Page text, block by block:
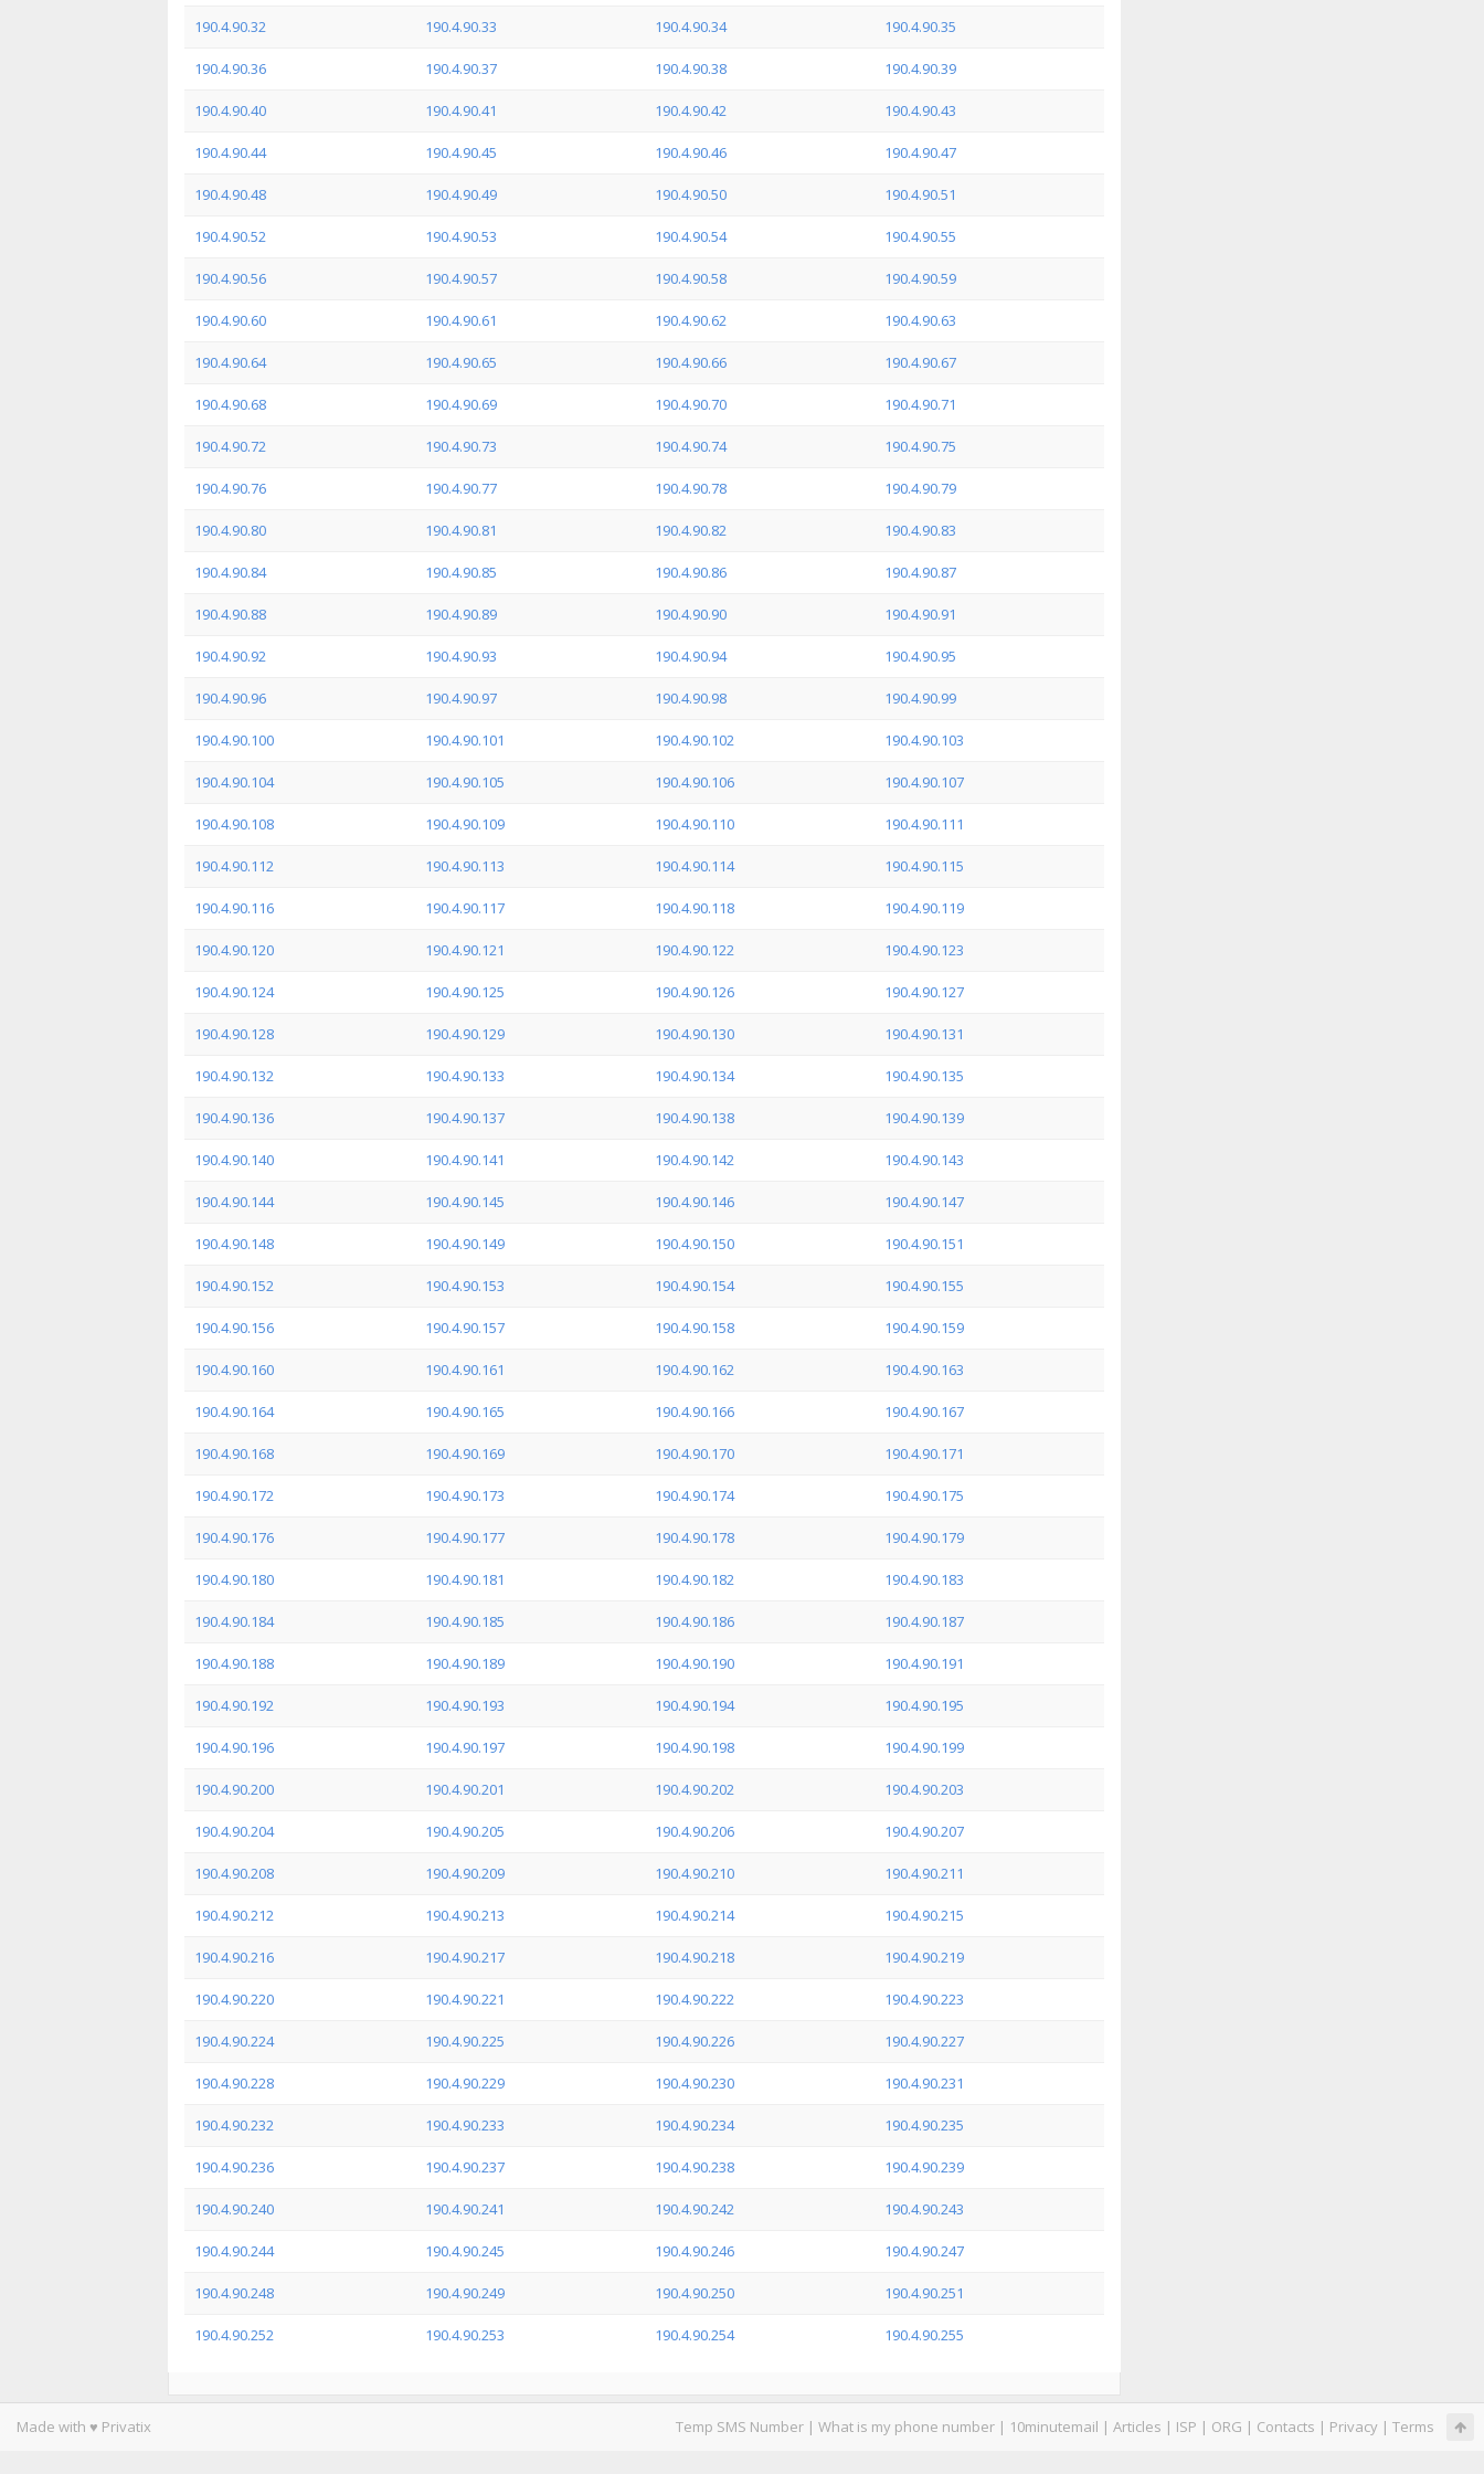
190.4.90.32 190.4.90.33 190.4.90.34 190.4.90.35
190.4.90.36 190.4.90.37 190.4.90.38 190.4.90.39
190.4.90.40 190.4.90.41 190.4.90.42 190.4.90.43
190.4.90.44 190.4.90.45 190.4.90.46 190.4.90.47
190.4.90.48 190.4.90.49 190.4.90.50 190.4.90.51
190.4.90.52 190.4.90.53 190.4.90.54 190.4.90.55
190.4.90.56 190.4.90.57 190.4.90.58 190.4.90.59
190.4.90.60 190.4.90.61 190.4.90.62 190.4.90.63
190.4.90.64 190.4.90.65 190.4.90.66 190.4.90.67
190.4.90.68 190.4.90.69 190.4.90.70 190.4.90.71
190.4.90.72 190.4.90.73 190.4.90.74 190.4.90.75
190.4.90.76 190.4.90.77 190.4.90.78 190.4.90.79
190.4.90.80 190.4.90.81 190.4.90.82 190.4.90.83
190.4.90.84 190.4.90.85 190.4.90.86 190.4.90.87
190.4.90.88 190.4.90.89 190.4.90.90 190.4.90.91
190.4.90.92 190.4.90.93 190.4.90.94 190.4.90.95
190.4.90.96 190.4.90.97 190.4.90.98 190.4.90.99
190.4.90.100 190.4.90.101 190.4.90.102 190.4.90.103
190.4.90.104 190.4.90.105 190.4.90.106 190.4.90.107
190.4.90.108 190.4.90.109 190.4.90.110 190.4.90.111
190.4.90.112 190.4.90.113 190.4.90.114 190.4.90.115
190.4.90.116 190.4.90.117 190.4.90.118 190.4.90.119
190.4.90.120 190.4.90.121 190.4.90.122 190.4.90.123
190.4.90.124 190.4.90.125 190.4.90.126 190.4.90.127
190.4.90.128 190.4.90.129 190.4.90.130 190.4.90.131
190.4.90.132 190.4.90.133 190.4.90.134 190.4.90.135
190.4.90.136 190.4.90.137 190.4.90.138 190.4.90.139
190.4.90.140 190.4.90.141 190.4.90.142 190.4.90.143
190.4.90.144 190.4.90.145 190.4.90.146 190.4.90.147
190.4.90.148 190.4.90.149 190.4.90.150 190.4.90.151
190.4.90.152 190.4.90.153 190.4.90.154 190.4.90.155
190.4.90.156 190.4.90.157 190.4.90.158 190.4.90.159
190.4.90.160 190.4.90.161 190.4.90.162 190.4.90.163
190.4.90.164 190.4.90.165 190.4.90.166 190.4.90.167
190.4.90.168 190.4.90.169 190.4.90.170 190.4.90.171
190.4.90.172 190.4.90.173 190.4.90.174 190.4.90.175
190.4.90.176 190.4.90.177 190.4.90.178 190.4.90.179
190.4.90.180 190.4.90.181 190.4.90.182 190.4.90.183
190.4.90.184 190.4.90.185 190.4.90.186 190.4.90.187
190.4.90.188 190.4.90.189 190.4.90.190 190.4.90.191
190.4.90.192 190.4.90.193 190.4.90.194 190.4.90.195
190.4.90.196 190.4.90.197 190.4.90.198 190.4.90.199
190.4.90.200 190.4.90.201 190.4.90.202 190.4.90.203
190.4.90.204 190.4.90.205 190.4.90.206 190.4.90.207
190.4.90.208 190.4.90.209 190.4.90.210 190.4.90.211
190.4.90.212 190.4.90.213 190.4.90.214 190.4.90.215
190.4.90.216 190.4.90.217 190.4.90.218 190.4.90.219
190.4.90.220 190.4.90.221 190.4.90.222 190.4.90.223
190.4.90.224 190.4.90.225 190.4.90.226 190.4.90.227
190.4.90.228 190.4.90.229 190.4.90.230 190.4.90.231
190.4.90.232 190.4.90.233 190.4.90.234 190.4.90.235
190.4.90.236 190.4.90.237 190.4.90.238 190.4.90.239
190.4.90.240 190.4.90.241 190.4.90.242 190.4.90.243
190.4.90.244 190.4.90.245 190.4.90.246 190.4.90.247
190.4.90.248 190.4.90.249 190.4.90.250 190.4.90.251
190.4.90.252 190.4.90.253 190.4.90.254 190.4.90.255
Made with ♥ Privatix Temp SMS Number | What is my phone number | 10minutemail | Articles | ISP | ORG | Contacts | Privacy | Terms